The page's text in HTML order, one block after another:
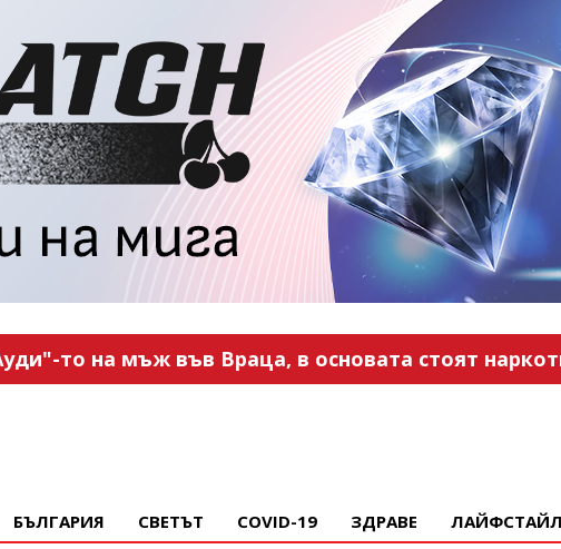
то на мъж във Враца, в основата стоят
БЪЛГАРИЯ СВЕТЪТ COVID-19 ЗДРАВЕ ЛАЙФСТАЙЛ